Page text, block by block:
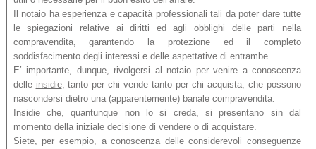
Il notaio ha esperienza e capacità professionali tali da poter dare tutte
le spiegazioni relative aidiritti ed agliobblighi delle parti nella
compravendita, garantendo la protezione ed il completo
soddisfacimento degli interessi e delle aspettative di entrambe.
E’ importante, dunque, rivolgersi al notaio per venire a conoscenza
delle insidie, tanto per chi vende tanto per chi acquista, che possono
nascondersi dietro una (apparentemente) banale compravendita.
Insidie che, quantunque non lo si creda, si presentano sin dal
momento della iniziale decisione di vendere o di acquistare.
Siete, per esempio, a conoscenza delle considerevoli conseguenze